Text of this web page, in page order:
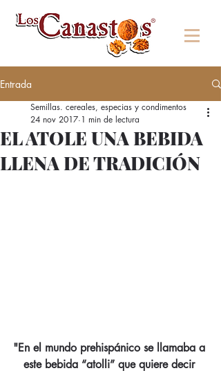
Entrada
EL ATOLE UNA BEBIDA
LLENA DE TRADICIÓN
Semillas. cereales, especias y condimentos
24 nov 2017 1 min de lectura
"En el mundo prehispánico se llamaba a
este bebida “atolli” que quiere decir